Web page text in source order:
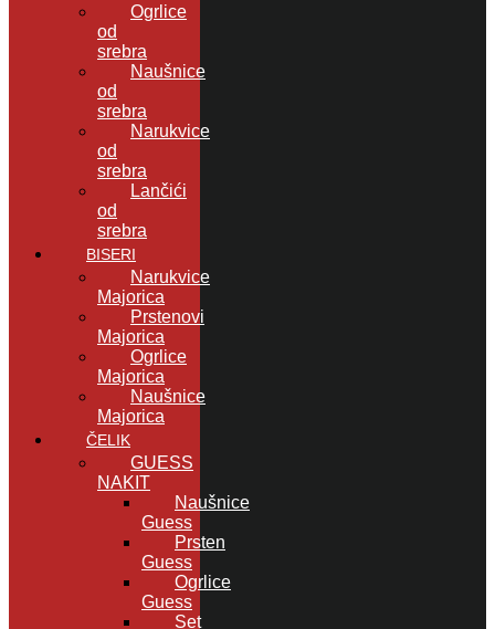
Ogrlice
od
srebra
Naušnice
od
srebra
Narukvice
od
srebra
Lančići
od
srebra
BISERI
Narukvice
Majorica
Prstenovi
Majorica
Ogrlice
Majorica
Naušnice
Majorica
ČELIK
GUESS
NAKIT
Naušnice
Guess
Prsten
Guess
Ogrlice
Guess
Set